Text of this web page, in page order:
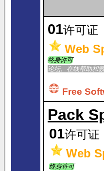
01许可证
Web
终身许可
论坛、在线帮助和
Free
Pack
01许可证
Web
终身许可